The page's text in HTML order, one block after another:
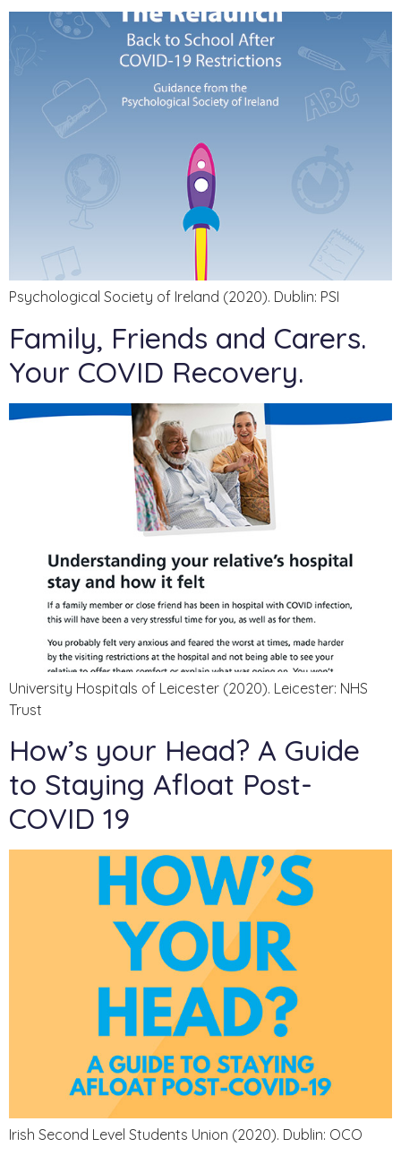
Psychological Society of Ireland (2020). Dublin: PSI
Family, Friends and Carers.
Your COVID Recovery.
University Hospitals of Leicester (2020). Leicester: NHS
Trust
How’s your Head? A Guide
to Staying Afloat Post-
COVID 19
Irish Second Level Students Union (2020). Dublin: OCO